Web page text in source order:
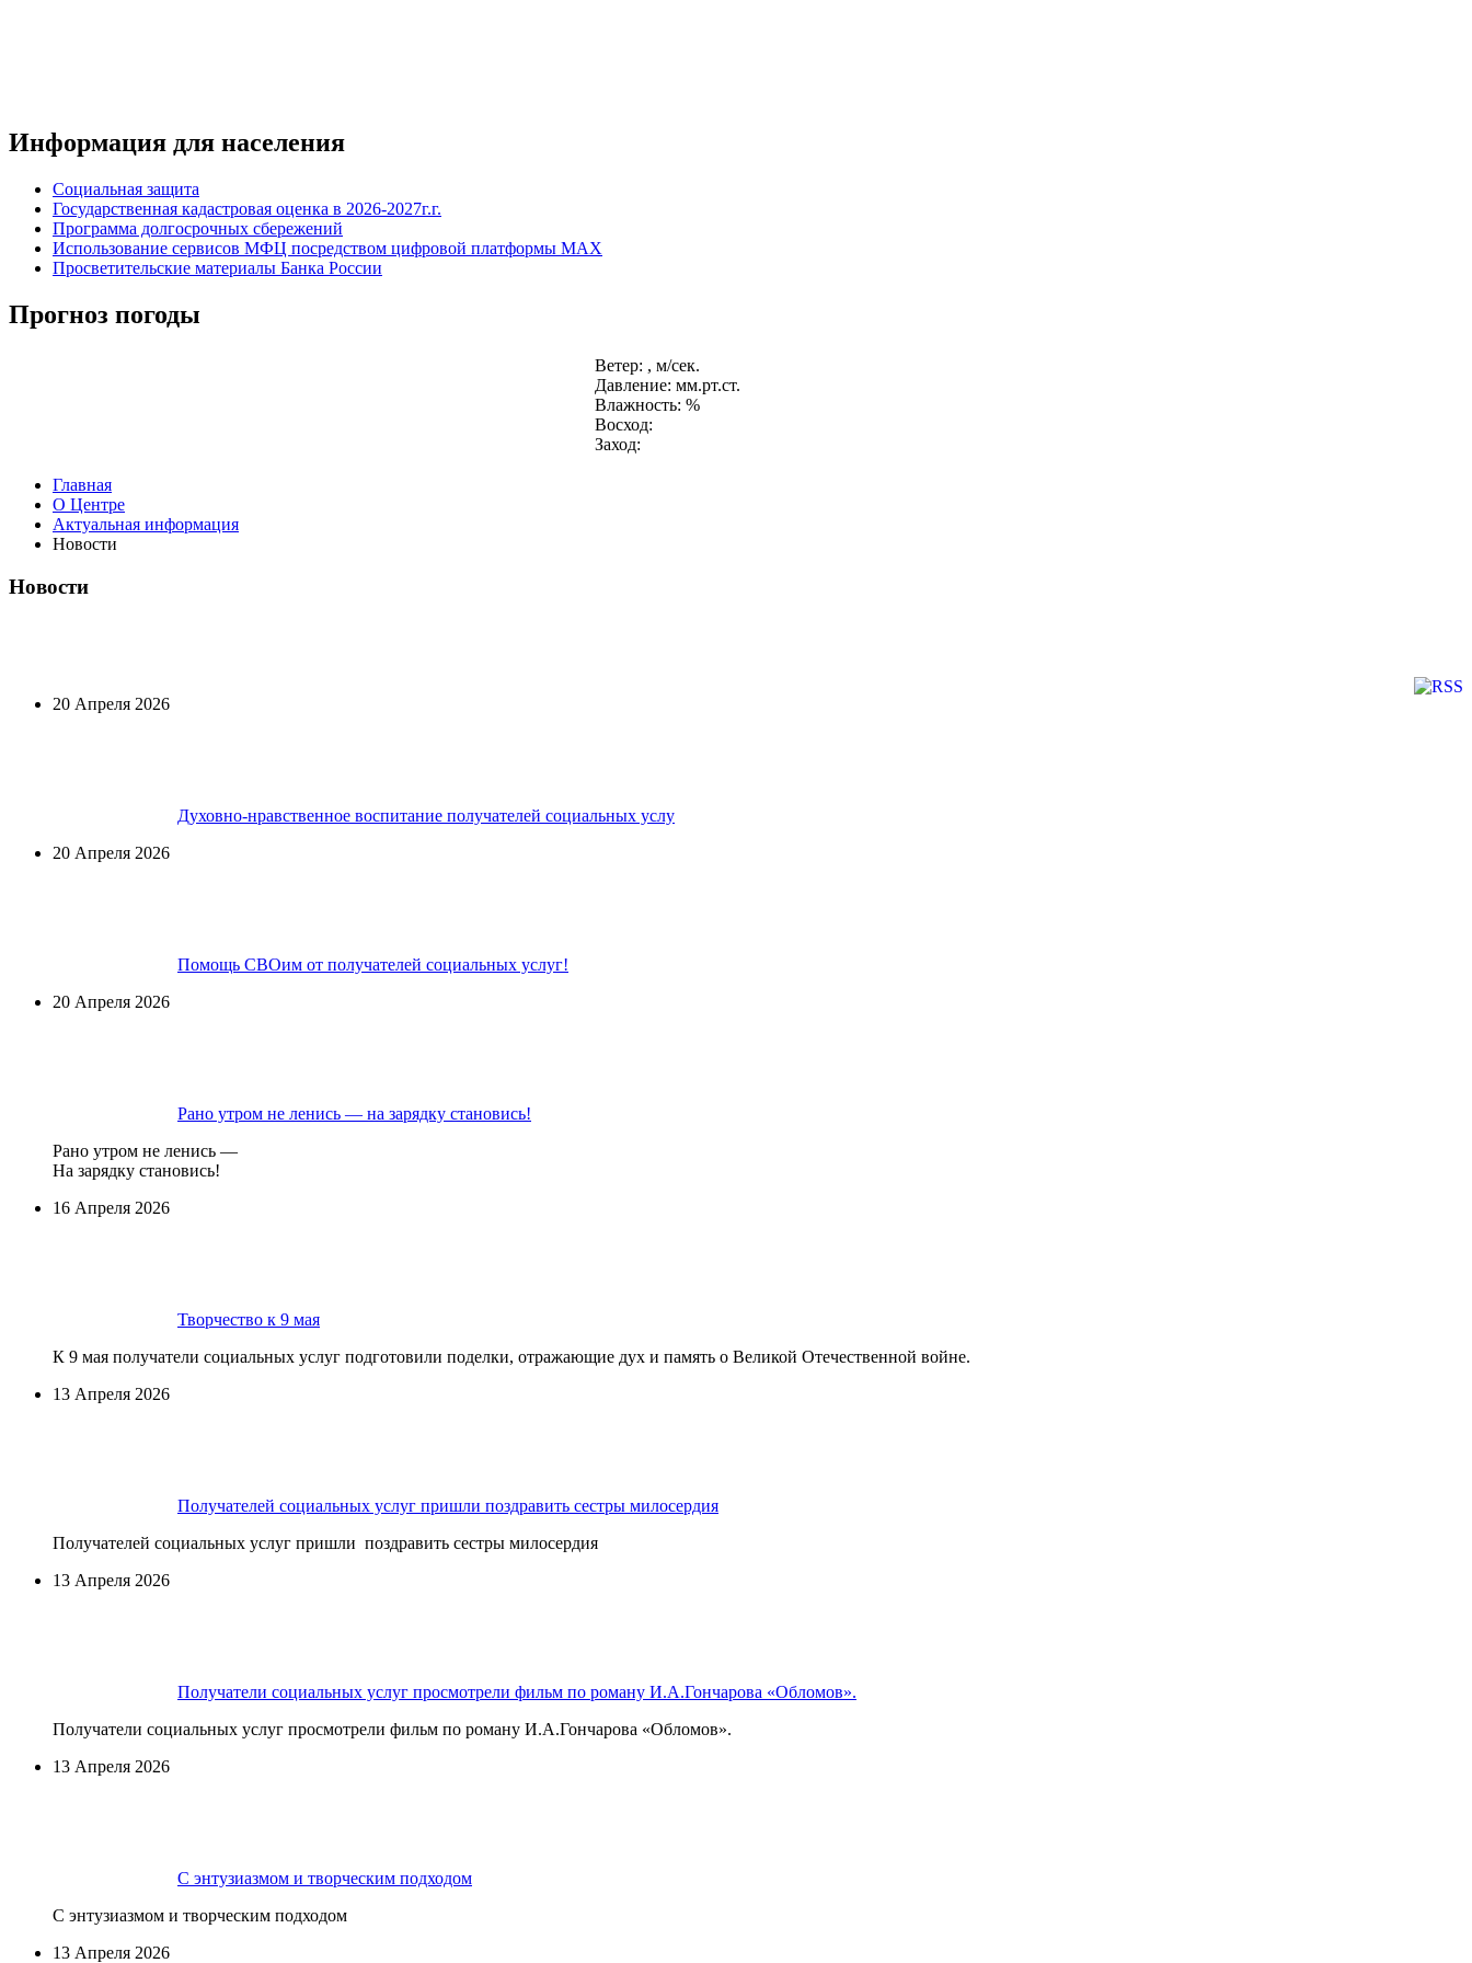
Информация для населения
Социальная защита
Государственная кадастровая оценка в 2026-2027г.г.
Программа долгосрочных сбережений
Использование сервисов МФЦ посредством цифровой платформы MAX
Просветительские материалы Банка России
Прогноз погоды
Ветер: , м/сек.
Давление: мм.рт.ст.
Влажность: %
Восход:
Заход:
Главная
О Центре
Актуальная информация
Новости
Новости
20 Апреля 2026
Духовно-нравственное воспитание получателей социальных услу
20 Апреля 2026
Помощь СВОим от получателей социальных услуг!
20 Апреля 2026
Рано утром не ленись — на зарядку становись!
Рано утром не ленись —
На зарядку становись!
16 Апреля 2026
Творчество к 9 мая
К 9 мая получатели социальных услуг подготовили поделки, отражающие дух и память о Великой Отечественной войне.
13 Апреля 2026
Получателей социальных услуг пришли поздравить сестры милосердия
Получателей социальных услуг пришли поздравить сестры милосердия
13 Апреля 2026
Получатели социальных услуг просмотрели фильм по роману И.А.Гончарова «Обломов».
Получатели социальных услуг просмотрели фильм по роману И.А.Гончарова «Обломов».
13 Апреля 2026
С энтузиазмом и творческим подходом
С энтузиазмом и творческим подходом
13 Апреля 2026